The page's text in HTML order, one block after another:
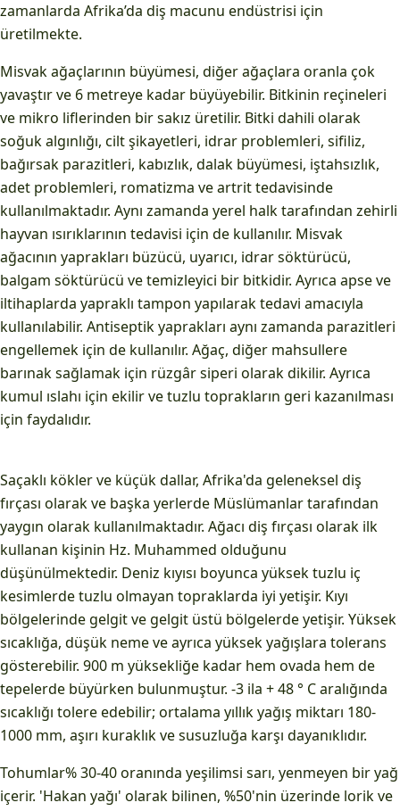
zamanlarda Afrika’da diş macunu endüstrisi için
üretilmekte.
Misvak ağaçlarının büyümesi, diğer ağaçlara oranla çok
yavaştır ve 6 metreye kadar büyüyebilir. Bitkinin reçineleri
ve mikro liflerinden bir sakız üretilir. Bitki dahili olarak
soğuk algınlığı, cilt şikayetleri, idrar problemleri, sifiliz,
bağırsak parazitleri, kabızlık, dalak büyümesi, iştahsızlık,
adet problemleri, romatizma ve artrit tedavisinde
kullanılmaktadır. Aynı zamanda yerel halk tarafından zehirli
hayvan ısırıklarının tedavisi için de kullanılır. Misvak
ağacının yaprakları büzücü, uyarıcı, idrar söktürücü,
balgam söktürücü ve temizleyici bir bitkidir. Ayrıca apse ve
iltihaplarda yapraklı tampon yapılarak tedavi amacıyla
kullanılabilir. Antiseptik yaprakları aynı zamanda parazitleri
engellemek için de kullanılır. Ağaç, diğer mahsullere
barınak sağlamak için rüzgâr siperi olarak dikilir. Ayrıca
kumul ıslahı için ekilir ve tuzlu toprakların geri kazanılması
için faydalıdır.
Saçaklı kökler ve küçük dallar, Afrika'da geleneksel diş
fırçası olarak ve başka yerlerde Müslümanlar tarafından
yaygın olarak kullanılmaktadır. Ağacı diş fırçası olarak ilk
kullanan kişinin Hz. Muhammed olduğunu
düşünülmektedir. Deniz kıyısı boyunca yüksek tuzlu iç
kesimlerde tuzlu olmayan topraklarda iyi yetişir. Kıyı
bölgelerinde gelgit ve gelgit üstü bölgelerde yetişir. Yüksek
sıcaklığa, düşük neme ve ayrıca yüksek yağışlara tolerans
gösterebilir. 900 m yüksekliğe kadar hem ovada hem de
tepelerde büyürken bulunmuştur. -3 ila + 48 ° C aralığında
sıcaklığı tolere edebilir; ortalama yıllık yağış miktarı 180-
1000 mm, aşırı kuraklık ve susuzluğa karşı dayanıklıdır.
Tohumlar% 30-40 oranında yeşilimsi sarı, yenmeyen bir yağ
içerir. 'Hakan yağı' olarak bilinen, %50'nin üzerinde lorik ve